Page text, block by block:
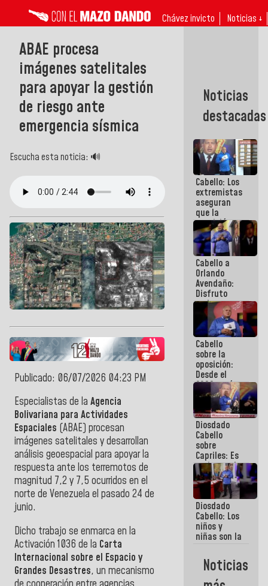
Chávez invicto Noticias ↓
ABAE procesa
imágenes satelitales
para apoyar la gestión
de riesgo ante
emergencia sísmica
Escucha esta noticia: 🔊
Publicado: 06/07/2026 04:23 PM
Especialistas de la Agencia
Bolivariana para Actividades
Espaciales (ABAE) procesan
imágenes satelitales y desarrollan
análisis geoespacial para apoyar la
respuesta ante los terremotos de
magnitud 7,2 y 7,5 ocurridos en el
norte de Venezuela el pasado 24 de
junio.
Dicho trabajo se enmarca en la
Activación 1036 de la Carta
Internacional sobre el Espacio y
Grandes Desastres, un mecanismo
Noticias
destacadas
Cabello: Los
extremistas
aseguran
que la
oposición
actual es la
más
dividida de
la historia
de
Venezuela
Cabello a
Orlando
Avendaño:
Disfruto
cada vez
que escribes
porque lo
que haces
es
embarrarla
Cabello
sobre la
oposición:
Desde el
2002 están
intentando
quemar el
país ante la
ausencia de
políticos
verdaderos
Diosdado
Cabello
sobre
Capriles: Es
un inmoral
de la
política
Diosdado
Cabello: Los
niños y
niñas son la
fundamental
de lo que
estamos
Noticias